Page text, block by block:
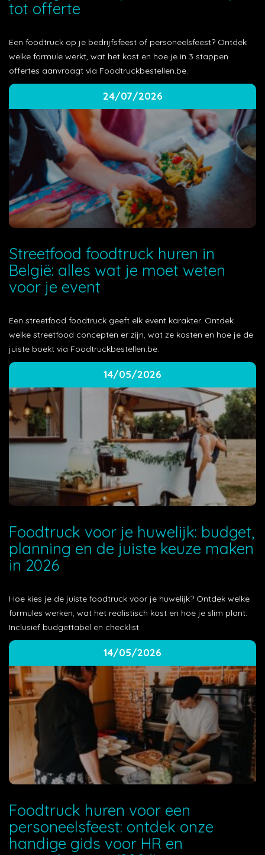
tot offerte
Een foodtruck op je bedrijfsfeest of personeelsfeest? Ontdek
welke formule werkt, wat het kost en hoe je in 3 stappen
offertes aanvraagt via Foodtruckbestellen.be.
24/07/2026
Streetfood foodtruck huren in
België: alles wat je moet weten
voor je event
Een streetfood foodtruck geeft elk event karakter. Ontdek
welke streetfood concepten er zijn, wat ze kosten en hoe je de
juiste boekt via Foodtruckbestellen.be.
14/05/2026
Foodtruck voor je huwelijk: budget,
planning en de juiste keuze maken
in 2026
Hoe kies je de juiste foodtruck voor je huwelijk? Ontdek welke
formules werken, wat het realistisch kost en hoe je slim plant.
Inclusief budgettabel en checklist.
14/05/2026
Foodtruck huren voor een
personeelsfeest: ontdek onze
handige gids voor HR en